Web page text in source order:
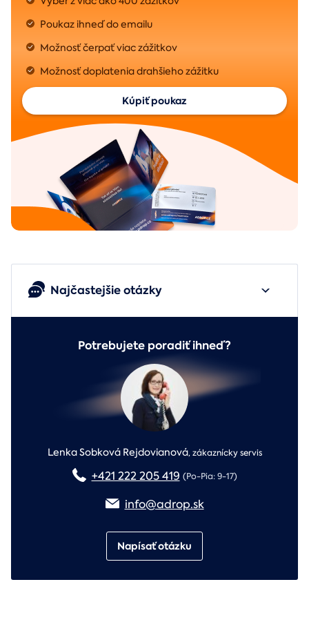
Poukaz ihneď do emailu
Možnosť čerpať viac zážitkov
Možnosť doplatenia drahšieho zážitku
Kúpiť poukaz
Najčastejšie otázky
Potrebujete poradiť ihneď?
Lenka Sobková Rejdovianová,zákaznícky servis
+421 222 205 419 (Po-Pia: 9-17)
info@adrop.sk
Napísať otázku